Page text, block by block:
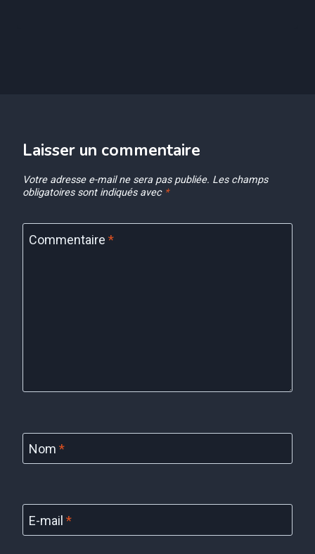
Laisser un commentaire
Votre adresse e-mail ne sera pas publiée. Les champs
obligatoires sont indiqués avec *
Commentaire *
Nom *
E-mail *